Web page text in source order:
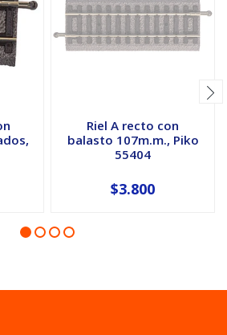
Riel A recto con
balasto 107m.m., Piko
55404
$3.800